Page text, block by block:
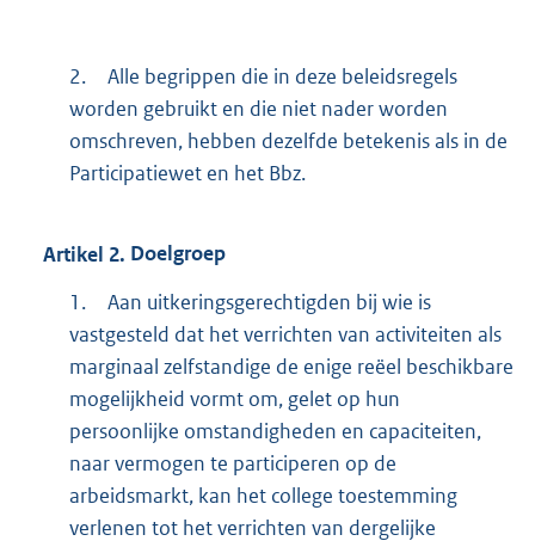
2.
Alle begrippen die in deze beleidsregels
worden gebruikt en die niet nader worden
omschreven, hebben dezelfde betekenis als in de
Participatiewet en het Bbz.
Artikel 2. Doelgroep
1.
Aan uitkeringsgerechtigden bij wie is
vastgesteld dat het verrichten van activiteiten als
marginaal zelfstandige de enige reëel beschikbare
mogelijkheid vormt om, gelet op hun
persoonlijke omstandigheden en capaciteiten,
naar vermogen te participeren op de
arbeidsmarkt, kan het college toestemming
verlenen tot het verrichten van dergelijke